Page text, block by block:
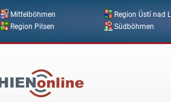
Mittelböhmen Region Ústí nad
Region Pilsen Südböhmen